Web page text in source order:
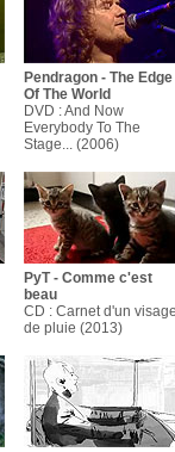
Pendragon - The Edge
Of The World
DVD : And Now
Everybody To The
Stage... (2006)
PyT - Comme c'est
beau
CD : Carnet d'un
de pluie (2013)